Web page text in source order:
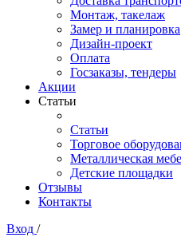
Монтаж, такелаж
Замер и планировка
Дизайн-проект
Оплата
Госзаказы, тендеры
Акции
Статьи
Статьи
Торговое
Металлическая
Детские площадки
Отзывы
Контакты
Вход /